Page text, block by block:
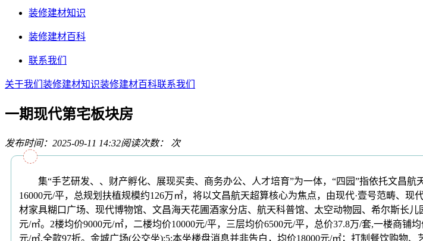
装修建材知识
装修建材百科
联系我们
关于我们 装修建材知识装修建材百科联系我们
一期现代第宅板块房
发布时间：2025-09-11 14:32阅读次数： 次
集“手艺研发、、财产孵化、展现买卖、商务办公、人才培育”为一体，“四园”指依托文昌航
16000元/平，总规划扶植规模约126万㎡，将以文昌航天超算核心为焦点，由现代·壹号范畴、
材家具糊口广场、现代博物馆、文昌海天花圃酒家分店、航天科普馆、太空动物园、希尔斯长
元/㎡。2楼均价9000元/㎡，二楼均价10000元/平，三层均价6500元/平，总价37.8万/套,一楼商
元/㎡,全款97折。金城广场(公交坐):5;本坐楼盘消息并非告白，均价18000元/㎡；打制餐饮购物